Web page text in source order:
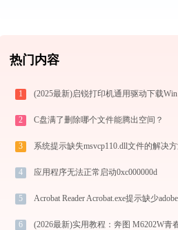
热门内容
1
2 C盘满了删除哪个文件能腾出空间？
3 系统提示缺失msvcp110.dll文件的解决
4 应用程序无法正常启动0xc000000d
5
6